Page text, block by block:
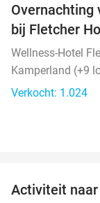
Overnachting
bij Fletcher
Wellness-Hotel
Kamperland (+9
Verkocht: 1.024
Activiteit naar